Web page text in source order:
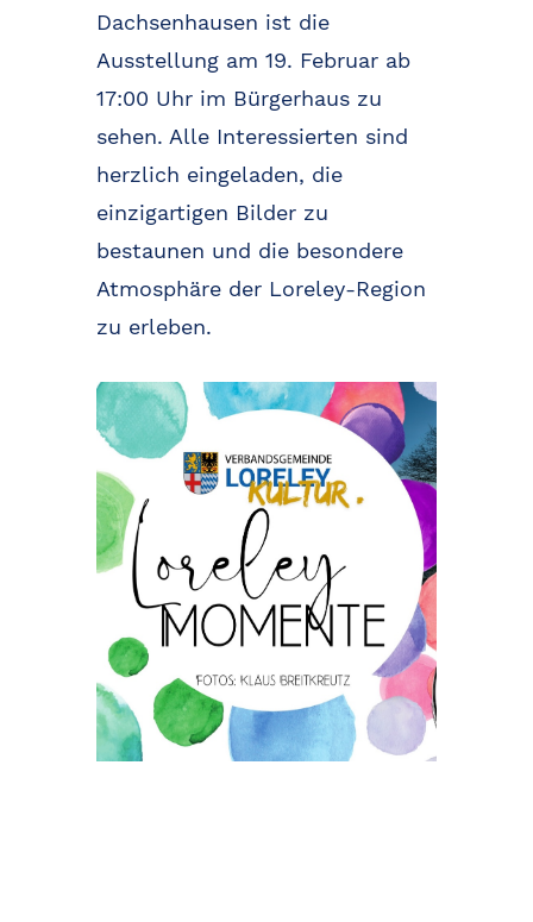
Dachsenhausen ist die
Ausstellung am 19. Februar ab
17:00 Uhr im Bürgerhaus zu
sehen. Alle Interessierten sind
herzlich eingeladen, die
einzigartigen Bilder zu
bestaunen und die besondere
Atmosphäre der Loreley-Region
zu erleben.